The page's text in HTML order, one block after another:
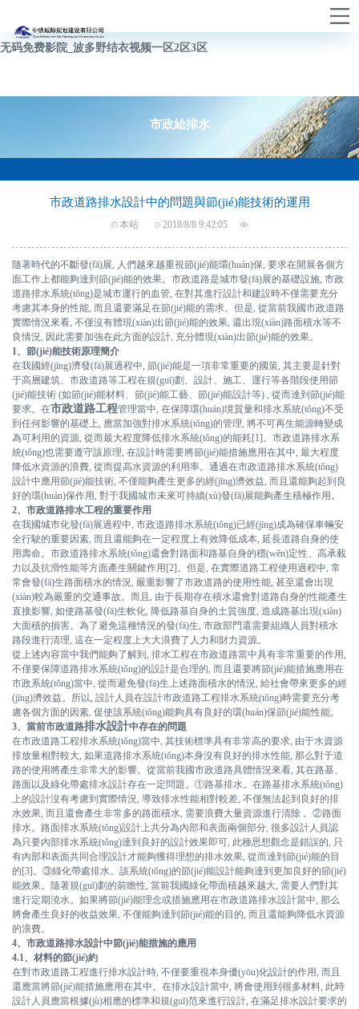
女高中生自慰免费观看唯美清纯_中文字幕人妻av一区二区_Av高级毛片
无码免费影院_波多野结衣视频一区2区3区
市政給排水
市政道路排水設計中的問題與節(jié)能技術的運用
本站 2018/8/8 9:42:05
隨著時代的不斷發(fā)展, 人們越來越重視節(jié)能環(huán)保, 要求在開展各個方
面工作上都能夠達到節(jié)能的效果。市政道路是城市發(fā)展的基礎設施, 市政
道路排水系統(tǒng)是城市運行的血管, 在對其進行設計和建設時不僅需要充分
考慮其本身的性能, 而且還要滿足在節(jié)能的需求。但是, 從當前我國市政道路
實際情況來看, 不僅沒有體現(xiàn)出節(jié)能的效果, 還出現(xiàn)路面積水等不
良情況, 因此需要加強在此方面的設計, 充分體現(xiàn)出節(jié)能的效果。
1、節(jié)能技術原理簡介
在我國經(jīng)濟發(fā)展過程中, 節(jié)能是一項非常重要的國策, 其主要是針對
于高層建筑、市政道路等工程在規(guī)劃、設計、施工、運行等各階段使用節
(jié)能技術 (如節(jié)能材料、節(jié)能工藝、節(jié)能設計等) , 從而達到節(jié)能
要求。在市政道路工程管理當中, 在保障環(huán)境質量和排水系統(tǒng)不受
到任何影響的基礎上, 應當加強對排水系統(tǒng)的管理, 將不可再生能源轉變成
為可利用的資源, 從而最大程度降低排水系統(tǒng)的能耗[1]。市政道路排水系
統(tǒng)也需要遵守該原理, 在設計時需要將節(jié)能措施應用在其中, 最大程度
降低水資源的浪費, 從而提高水資源的利用率。通過在市政道路排水系統(tǒng)
設計中應用節(jié)能技術, 不僅能夠產生更多的經(jīng)濟效益, 而且還能夠起到良
好的環(huán)保作用, 對于我國城市未來可持續(xù)發(fā)展能夠產生積極作用。
2、市政道路排水工程的重要作用
在我國城市化發(fā)展過程中, 市政道路排水系統(tǒng)已經(jīng)成為確保車輛安
全行駛的重要因素, 而且還能夠在一定程度上有效降低成本, 延長道路自身的使
用壽命。市政道路排水系統(tǒng)還會對路面和路基自身的穩(wěn)定性、高承載
力以及抗滑性能等方面產生關鍵作用[2]。但是, 在實際道路工程使用過程中, 常
常會發(fā)生路面積水的情況, 嚴重影響了市政道路的使用性能, 甚至還會出現
(xiàn)較為嚴重的交通事故。而且, 由于長期存在積水還會對道路自身的性能產生
直接影響, 如使路基發(fā)生軟化, 降低路基自身的土質強度, 造成路基出現(xiàn)
大面積的損害。為了避免這種情況的發(fā)生, 市政部門還需要組織人員對積水
路段進行清理, 這在一定程度上大大浪費了人力和財力資源。
從上述內容當中我們能夠了解到, 排水工程在市政道路當中具有非常重要的作用,
不僅要保障道路排水系統(tǒng)的設計是合理的, 而且還要將節(jié)能措施應用在
市政系統(tǒng)當中, 從而避免發(fā)生上述路面積水的情況, 給社會帶來更多的經
(jīng)濟效益。所以, 設計人員在設計市政道路工程排水系統(tǒng)時需要充分考
慮各個方面的因素, 促使該系統(tǒng)能夠具有良好的環(huán)保節(jié)能性能。
3、當前市政道路排水設計中存在的問題
在市政道路工程排水系統(tǒng)當中, 其技術標準具有非常高的要求, 由于水資源
排放量相對較大, 如果道路排水系統(tǒng)本身沒有良好的排水性能, 那么對于道
路的使用將產生非常大的影響。從當前我國市政道路具體情況來看, 其在路基、
路面以及綠化帶處排水設計存在一定問題。①路基排水。在路基排水系統(tǒng)
上的設計沒有考慮到實際情況, 導致排水性能相對較差, 不僅無法起到良好的排
水效果, 而且還會產生非常多的路面積水, 需要浪費大量資源進行清除 。②路面
排水。路面排水系統(tǒng)設計上共分為內部和表面兩個部分, 很多設計人員認
為只要內部排水系統(tǒng)達到良好的設計效果即可, 此種思想觀念是錯誤的, 只
有內部和表面共同合理設計才能夠獲得理想的排水效果, 從而達到節(jié)能的目
的[3]。③綠化帶處排水。該系統(tǒng)的節(jié)能設計能夠達到更加良好的節(jié)
能效果。隨著規(guī)劃的前瞻性, 當前我國綠化帶面積越來越大, 需要人們對其
進行定期澆水。如果將節(jié)能理念或措施應用在市政道路排水設計當中, 那么
將會產生良好的收益效果, 不僅能夠達到節(jié)能的目的, 而且還能夠降低水資源
的浪費。
4、市政道路排水設計中節(jié)能措施的應用
4.1、材料的節(jié)約
在對市政道路工程進行排水設計時, 不僅要重視本身優(yōu)化設計的作用, 而且
還應當將節(jié)能措施應用在其中。在排水設計當中, 將會使用到很多材料, 此時
設計人員應當根據(jù)相應的標準和規(guī)范來進行設計, 在滿足排水設計要求的